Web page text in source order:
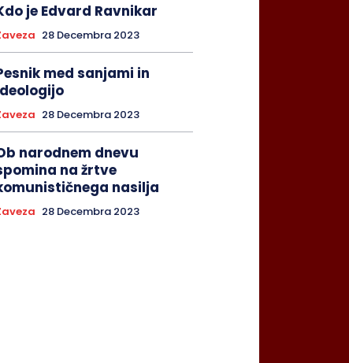
je Edvard Ravnikar
28 Decembra 2023
med sanjami in
28 Decembra 2023
narodnem dnevu
na žrtve
nasilja
28 Decembra 2023